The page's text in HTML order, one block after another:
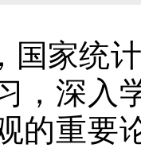
国家统
，深入
的重要